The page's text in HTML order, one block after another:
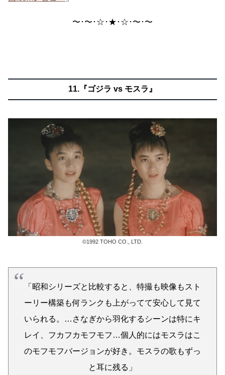
〜･〜･☆･★･☆･〜･〜
11.『ゴジラ vs モスラ』
©1992 TOHO CO., LTD.
「昭和シリーズと比較すると、特撮も映像もスト
ーリー構築も何ランクも上がってて安心して見て
いられる。…さなぎから羽化するシーンは特にキ
レイ、フカフカモフモフ…個人的にはモスラはこ
のモフモフバージョンが好き。モスラの歌もずっ
と耳に残る」